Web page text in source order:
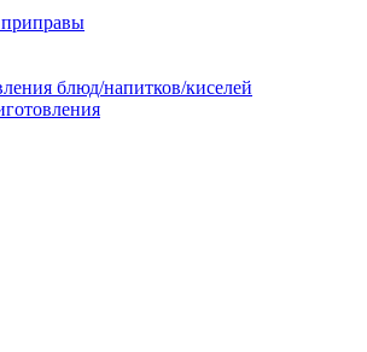
блюд/напитков/киселей